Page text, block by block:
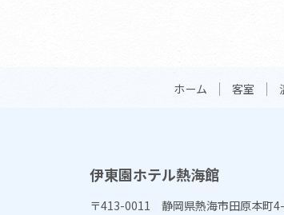
ホーム 客室
伊東園ホテル熱海館
〒413-0011 静岡県熱海市田原本町